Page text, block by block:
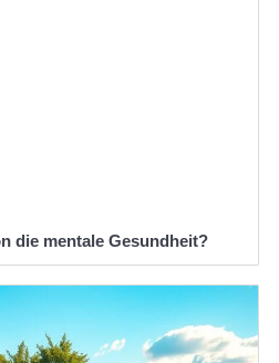
die mentale Gesundheit?